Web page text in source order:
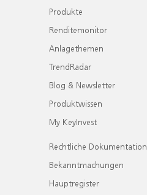
Produkte
Renditemonitor
Anlagethemen
TrendRadar
Blog & Newsletter
Produktwissen
My KeyInvest
Rechtliche Dokumentation
Bekanntmachungen
Hauptregister